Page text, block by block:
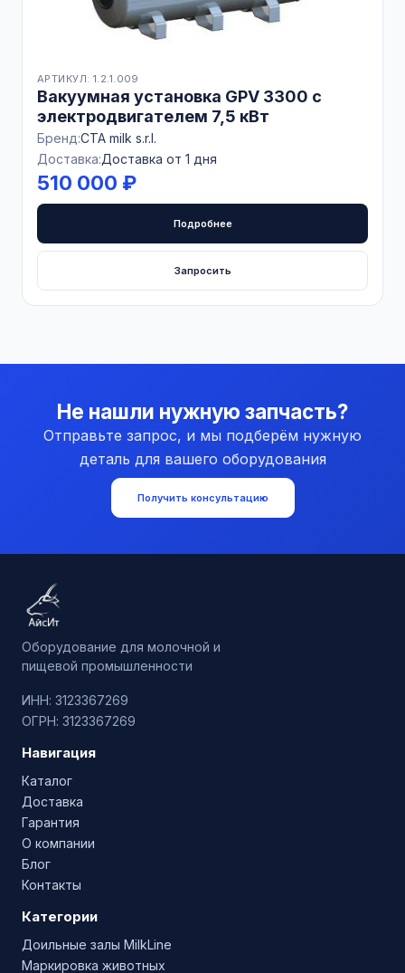
АРТИКУЛ: 1.2.1.009
Вакуумная установка GPV 3300 с
электродвигателем 7,5 кВт
Бренд:CTA milk s.r.l.
Доставка:Доставка от 1 дня
510 000 ₽
Подробнее
Запросить
Не нашли нужную запчасть?
Отправьте запрос, и мы подберём нужную
деталь для вашего оборудования
Получить консультацию
Оборудование для молочной и
пищевой промышленности
ИНН: 3123367269
ОГРН: 3123367269
Навигация
Каталог
Доставка
Гарантия
О компании
Блог
Контакты
Категории
Доильные залы MilkLine
Маркировка животных